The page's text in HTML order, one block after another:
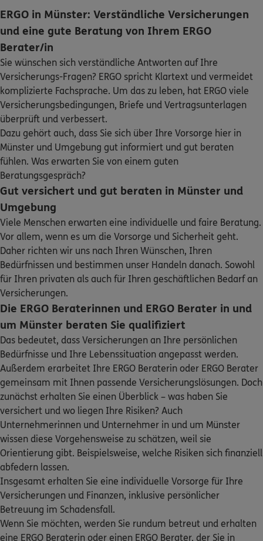
Schaden oder Leistungsfall melden
Bequem online oder telefonisch
Rechnung einreichen
Kontakt
Meine Versicherungen
Sehen Sie auf einen Blick Ihre Versicherungen bei ERGO,
dem ERGO Rechtsschutz und der DKV.
Zum Kundenportal
Schaden oder Leistungsfall melden
Bequem online oder telefonisch
Rechnung einreichen
ERGO Berater finden
Kundenportal Log-in
Henrik Schmoll-Klute
Homepage besuchen
ERGO
Maik Thomas
Bahnhofstraße 24 ,48143 Münster(1.0 km)
Homepage besuchen
5/5 ERGO
Marcus Janotta
Rudolf-von-Langen-Str. 2
Münster
(1.1 km)
Homepage besuchen
Markus Kierdorf
Bahnhofstr. 4,48291 Telgte(2.7 km)
Homepage besuchen
DKV
Andreas Hagemann
Haferlandweg 12,1 OG Eingang Rückseite des
Gebäudes 48155 Münster
(3.6 km)
Homepage besuchen
ERGO
Walter von Göwels
Honebachaue 64, 48155 Münster(4.0 km)
Homepage besuchen
Kai Becker
Falkenhorst 13,48155 Münster(4.3 km)
Homepage besuchen
ERGO
Ahmad Ali Haghshenas
ERGO in Münster: Verständliche Versicherungen
und eine gute Beratung von Ihrem ERGO
Berater/in
Sie wünschen sich verständliche Antworten auf Ihre
Versicherungs-Fragen? ERGO spricht Klartext und vermeidet
komplizierte Fachsprache. Um das zu leben, hat ERGO viele
Versicherungsbedingungen, Briefe und Vertragsunterlagen
überprüft und verbessert.
Dazu gehört auch, dass Sie sich über Ihre Vorsorge hier in
Münster und Umgebung gut informiert und gut beraten
fühlen. Was erwarten Sie von einem guten
Beratungsgespräch?
Gut versichert und gut beraten in Münster und
Umgebung
Viele Menschen erwarten eine individuelle und faire Beratung.
Vor allem, wenn es um die Vorsorge und Sicherheit geht.
Daher richten wir uns nach Ihren Wünschen, Ihren
Bedürfnissen und bestimmen unser Handeln danach. Sowohl
für Ihren privaten als auch für Ihren geschäftlichen Bedarf an
Versicherungen.
Die ERGO Beraterinnen und ERGO Berater in und
um Münster beraten Sie qualifiziert
Das bedeutet, dass Versicherungen an Ihre persönlichen
Bedürfnisse und Ihre Lebenssituation angepasst werden.
Außerdem erarbeitet Ihre ERGO Beraterin oder ERGO Berater
gemeinsam mit Ihnen passende Versicherungslösungen. Doch
zunächst erhalten Sie einen Überblick – was haben Sie
versichert und wo liegen Ihre Risiken? Auch
Unternehmerinnen und Unternehmer in und um Münster
wissen diese Vorgehensweise zu schätzen, weil sie
Orientierung gibt. Beispielsweise, welche Risiken sich finanziell
abfedern lassen.
Insgesamt erhalten Sie eine individuelle Vorsorge für Ihre
Versicherungen und Finanzen, inklusive persönlicher
Betreuung im Schadensfall.
Wenn Sie möchten, werden Sie rundum betreut und erhalten
eine ERGO Beraterin oder einen ERGO Berater, der Sie in